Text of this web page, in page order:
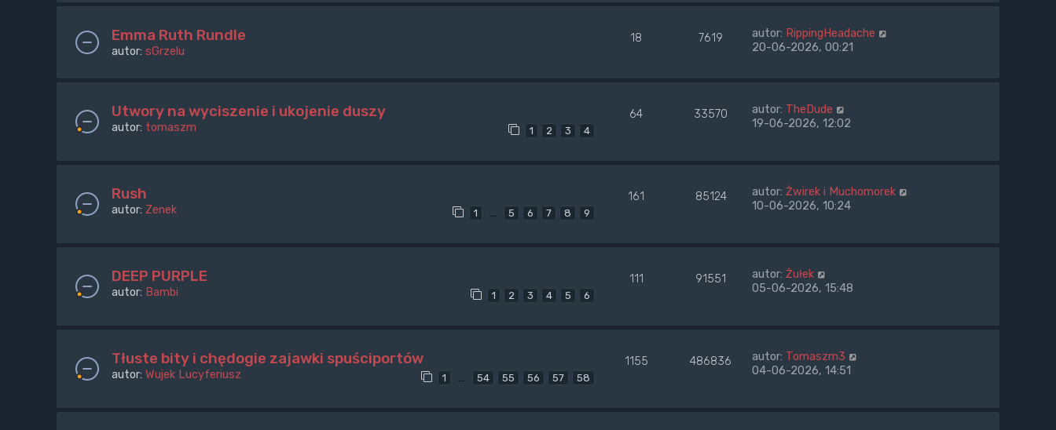
Emma Ruth Rundle
autor: sGrzelu
18 7619 autor: RippingHeadache
20-06-2026, 00:21
Utwory na wyciszenie i ukojenie duszy
autor: tomaszm 1 2 3 4
64 33570 autor: TheDude
19-06-2026, 12:02
Rush
autor: Zenek 1 … 5 6 7 8 9
161 85124 autor: Żwirek i Muchomorek
10-06-2026, 10:24
DEEP PURPLE
autor: Bambi 1 2 3 4 5 6
111 91551 autor: Żułek
05-06-2026, 15:48
Tłuste bity i chędogie zajawki spuściportów
autor: Wujek Lucyferiusz 1 … 54 55 56 57 58
1155 486836 autor: Tomaszm3
04-06-2026, 14:51